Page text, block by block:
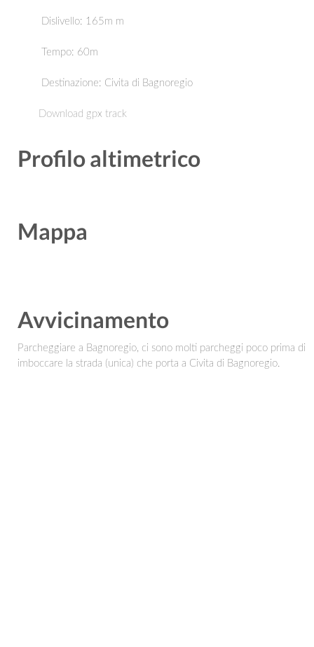
Dislivello: 165m m
Tempo: 60m
Destinazione: Civita di Bagnoregio
Download gpx track
Profilo altimetrico
Mappa
Avvicinamento
Parcheggiare a Bagnoregio, ci sono molti parcheggi poco prima di
imboccare la strada (unica) che porta a Civita di Bagnoregio.